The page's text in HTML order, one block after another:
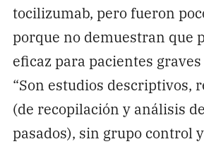
tocilizumab, pero fueron
porque no demuestran que
eficaz para pacientes
“Son estudios descriptivos,
(de recopilación y análisis
pasados), sin grupo control